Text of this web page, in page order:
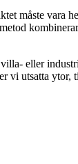
måste vara
eller
vi utsatta